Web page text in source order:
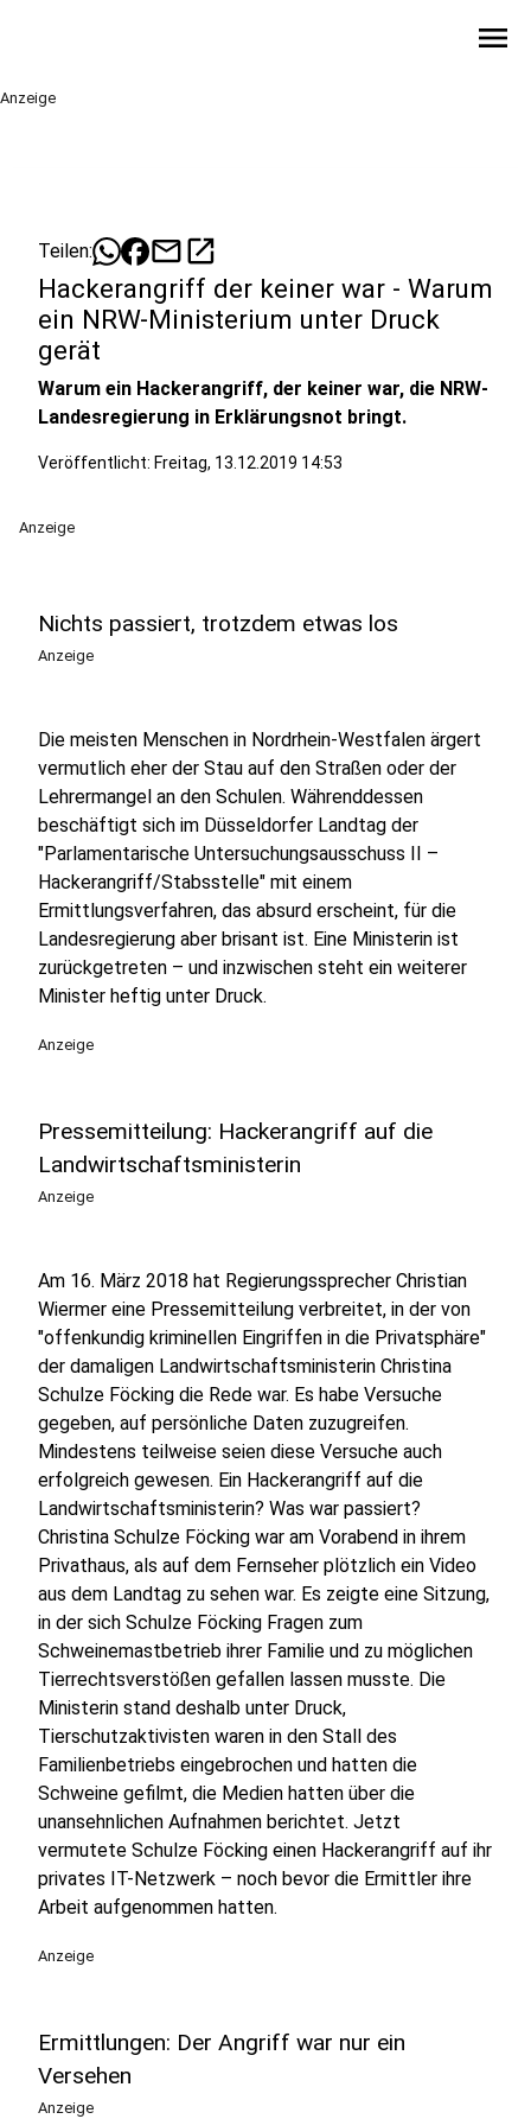
menu
Anzeige
Teilen: mailopen_in_new
Hackerangriff der keiner war - Warum
ein NRW-Ministerium unter Druck
gerät
Warum ein Hackerangriff, der keiner war, die NRW-
Landesregierung in Erklärungsnot bringt.
Veröffentlicht: Freitag, 13.12.2019 14:53
Anzeige
Nichts passiert, trotzdem etwas los
Anzeige
Die meisten Menschen in Nordrhein-Westfalen ärgert
vermutlich eher der Stau auf den Straßen oder der
Lehrermangel an den Schulen. Währenddessen
beschäftigt sich im Düsseldorfer Landtag der
"Parlamentarische Untersuchungsausschuss II –
Hackerangriff/Stabsstelle" mit einem
Ermittlungsverfahren, das absurd erscheint, für die
Landesregierung aber brisant ist. Eine Ministerin ist
zurückgetreten – und inzwischen steht ein weiterer
Minister heftig unter Druck.
Anzeige
Pressemitteilung: Hackerangriff auf die
Landwirtschaftsministerin
Anzeige
Am 16. März 2018 hat Regierungssprecher Christian
Wiermer eine Pressemitteilung verbreitet, in der von
"offenkundig kriminellen Eingriffen in die Privatsphäre"
der damaligen Landwirtschaftsministerin Christina
Schulze Föcking die Rede war. Es habe Versuche
gegeben, auf persönliche Daten zuzugreifen.
Mindestens teilweise seien diese Versuche auch
erfolgreich gewesen. Ein Hackerangriff auf die
Landwirtschaftsministerin? Was war passiert?
Christina Schulze Föcking war am Vorabend in ihrem
Privathaus, als auf dem Fernseher plötzlich ein Video
aus dem Landtag zu sehen war. Es zeigte eine Sitzung,
in der sich Schulze Föcking Fragen zum
Schweinemastbetrieb ihrer Familie und zu möglichen
Tierrechtsverstößen gefallen lassen musste. Die
Ministerin stand deshalb unter Druck,
Tierschutzaktivisten waren in den Stall des
Familienbetriebs eingebrochen und hatten die
Schweine gefilmt, die Medien hatten über die
unansehnlichen Aufnahmen berichtet. Jetzt
vermutete Schulze Föcking einen Hackerangriff auf ihr
privates IT-Netzwerk – noch bevor die Ermittler ihre
Arbeit aufgenommen hatten.
Anzeige
Ermittlungen: Der Angriff war nur ein
Versehen
Anzeige